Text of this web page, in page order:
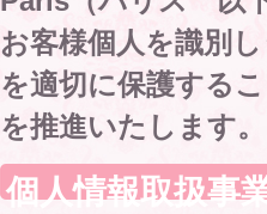
お客様個人を識別
を適切に保護する
を推進いたします。
個人情報取扱事